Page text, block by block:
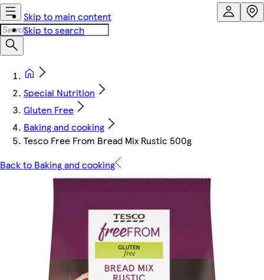
Skip to main content
Skip to search
Special Nutrition
Gluten Free
Baking and cooking
Tesco Free From Bread Mix Rustic 500g
Back to Baking and cooking